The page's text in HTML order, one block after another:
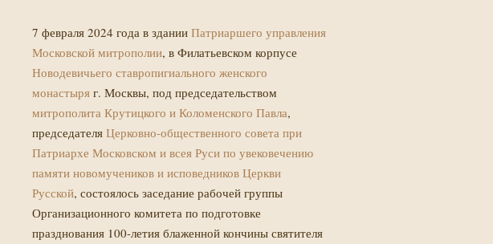
7 февраля 2024 года в здании Патриаршего управления
Московской митрополии, в Филатьевском корпусе
Новодевичьего ставропигиального женского
монастыря г. Москвы, под председательством
митрополита Крутицкого и Коломенского Павла,
председателя Церковно-общественного совета при
Патриархе Московском и всея Руси по увековечению
памяти новомучеников и исповедников Церкви
Русской, состоялось заседание рабочей группы
Организационного комитета по подготовке
празднования 100-летия блаженной кончины святителя